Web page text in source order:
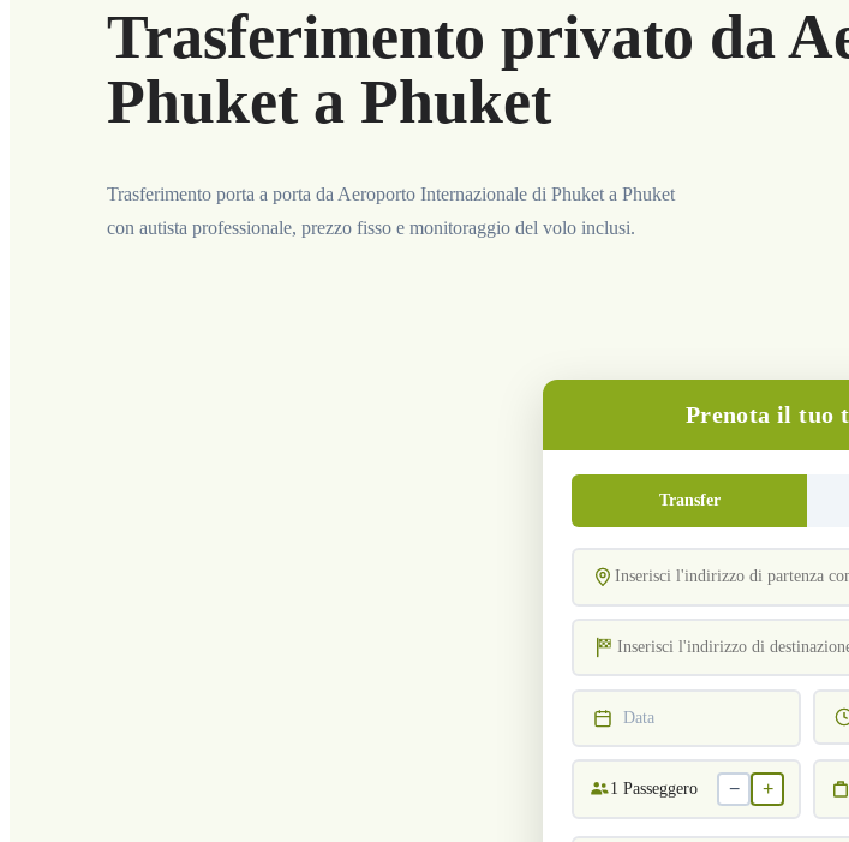
Trasferimento privato da
Phuket a Phuket
Trasferimento porta a porta da Aeroporto Internazionale di Phuket a Phuket
con autista professionale, prezzo fisso e monitoraggio del volo inclusi.
Prenota il tuo
Transfer
Data
1 Passeggero − +